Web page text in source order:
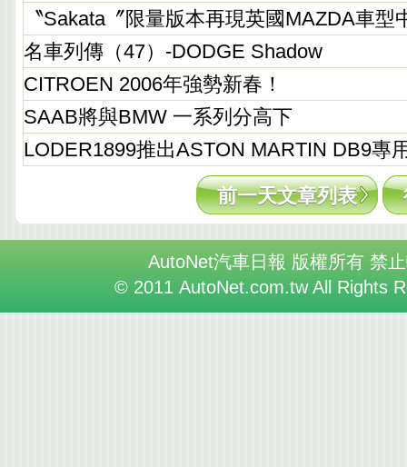
〝Sakata〞限量版本再現英國MAZDA車型
名車列傳（47）-DODGE Shadow
CITROEN 2006年強勢新春！
SAAB將與BMW 一系列分高下
LODER1899推出ASTON MARTIN DB9專
前一天文章列表
AutoNet汽車日報 版權所有 禁
© 2011 AutoNet.com.tw All Rights